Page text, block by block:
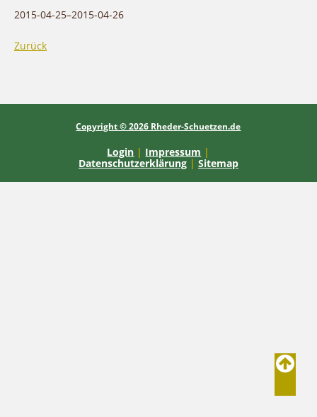
2015-04-25–2015-04-26
Zurück
Copyright © 2026 Rheder-Schuetzen.de
Login | Impressum |
Datenschutzerklärung | Sitemap